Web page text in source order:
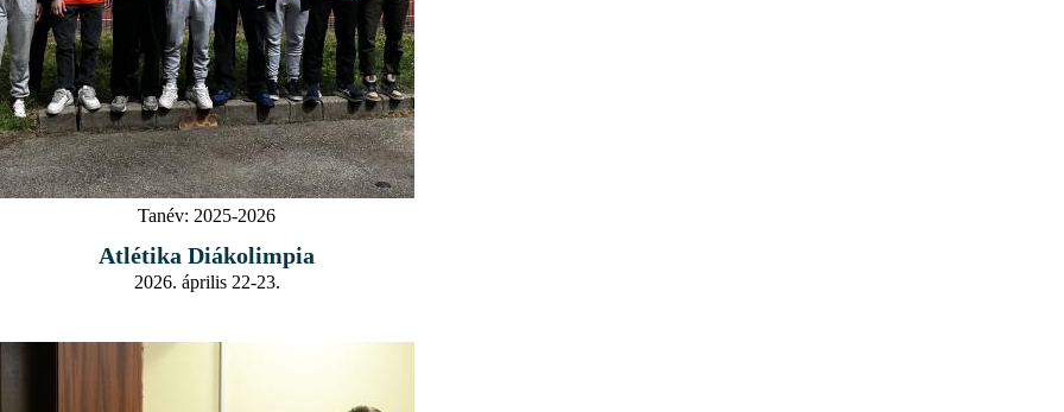
Tanév: 2025-2026
Atlétika Diákolimpia
2026. április 22-23.